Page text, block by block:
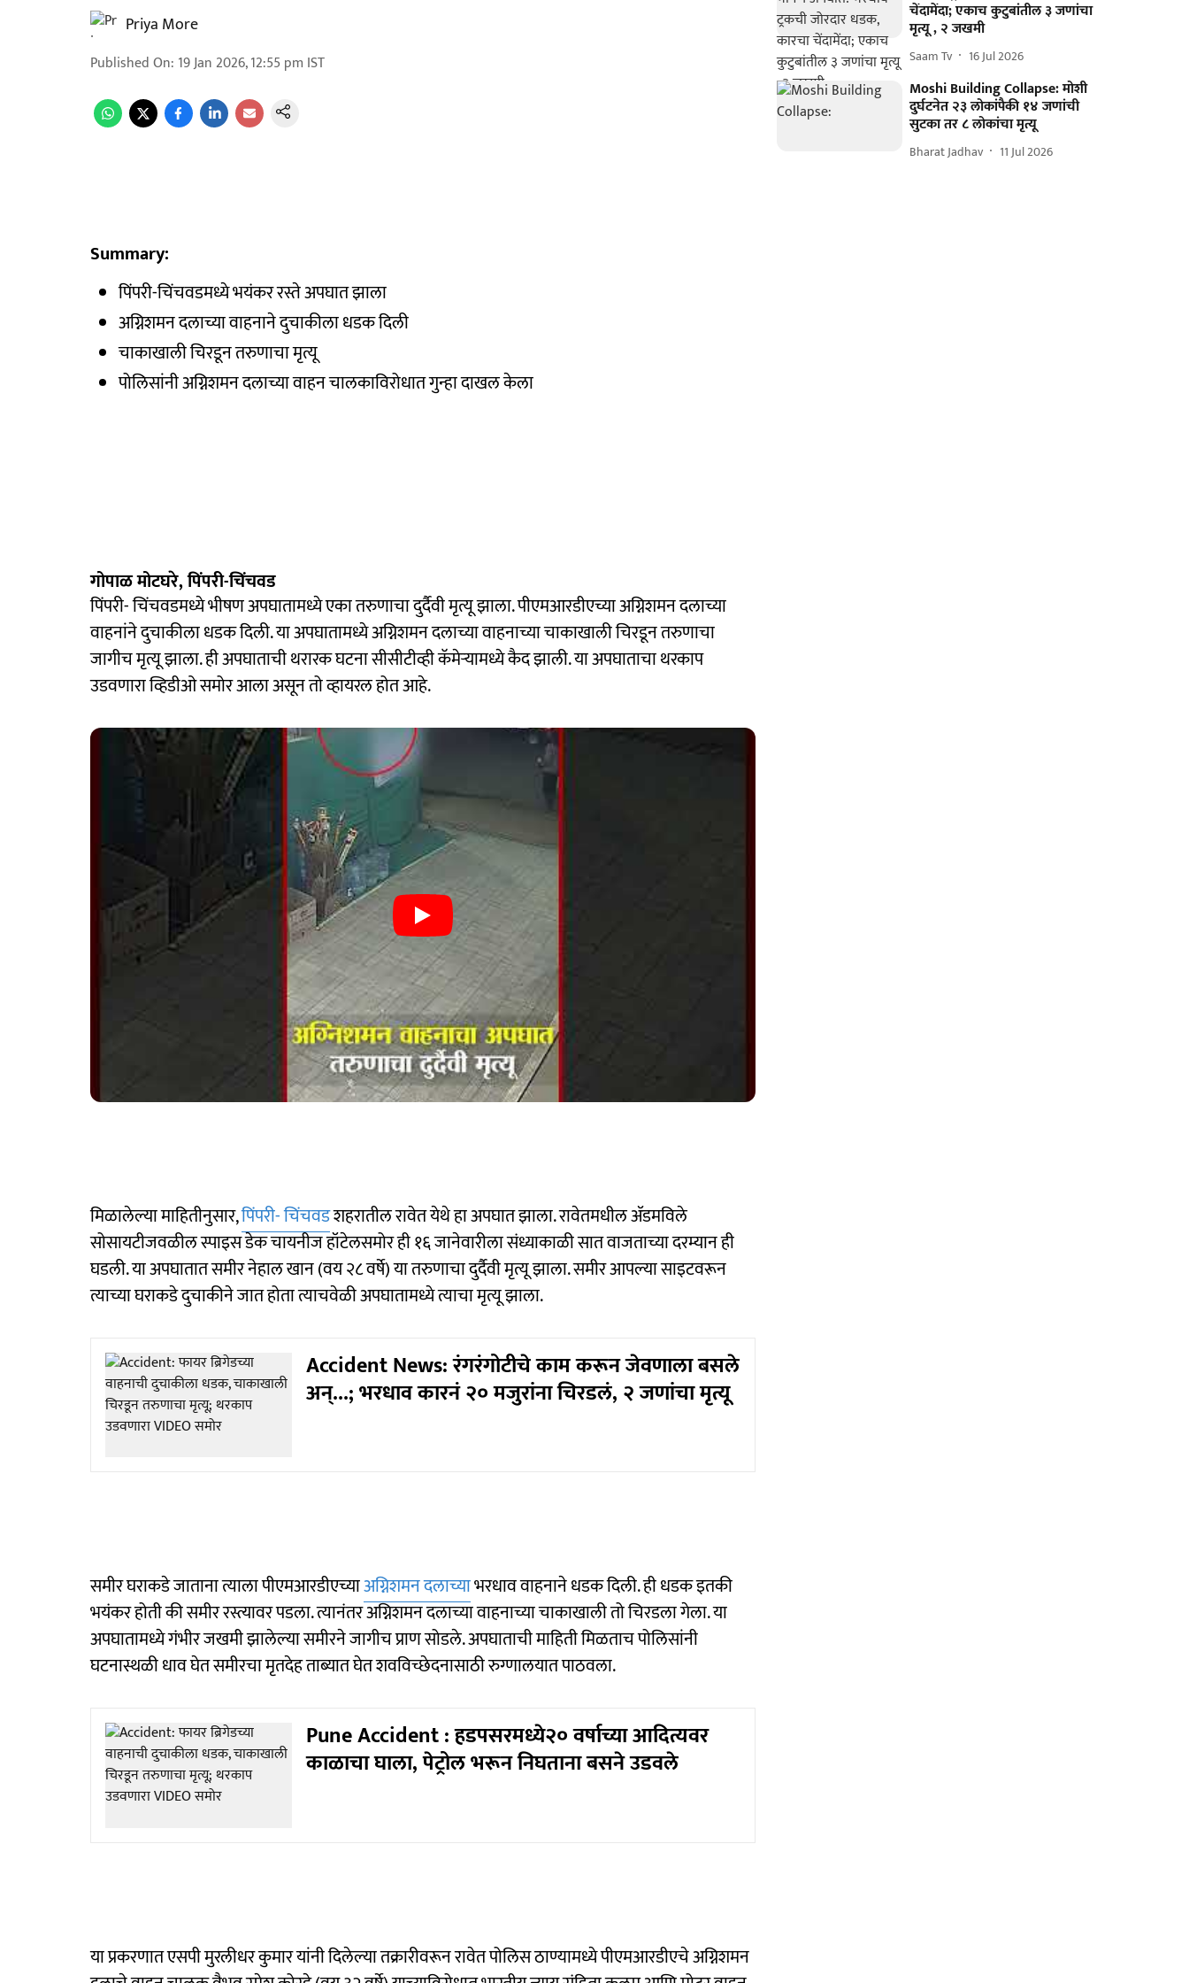
Priya More
Published On: 19 Jan 2026, 12:55 pm IST
Summary:
पिंपरी-चिंचवडमध्ये भयंकर रस्ते अपघात झाला
अग्निशमन दलाच्या वाहनाने दुचाकीला धडक दिली
चाकाखाली चिरडून तरुणाचा मृत्यू
पोलिसांनी अग्निशमन दलाच्या वाहन चालकाविरोधात गुन्हा दाखल केला
गोपाळ मोटघरे, पिंपरी-चिंचवड
पिंपरी- चिंचवडमध्ये भीषण अपघातामध्ये एका तरुणाचा दुर्दैवी मृत्यू झाला. पीएमआरडीएच्या अग्निशमन दलाच्या
वाहनांने दुचाकीला धडक दिली. या अपघातामध्ये अग्निशमन दलाच्या वाहनाच्या चाकाखाली चिरडून तरुणाचा
जागीच मृत्यू झाला. ही अपघाताची थरारक घटना सीसीटीव्ही कॅमेऱ्यामध्ये कैद झाली. या अपघाताचा थरकाप
उडवणारा व्हिडीओ समोर आला असून तो व्हायरल होत आहे.
मिळालेल्या माहितीनुसार,पिंपरी- चिंचवडशहरातील रावेत येथे हा अपघात झाला. रावेतमधील ॲडमविले
सोसायटीजवळील स्पाइस डेक चायनीज हॉटेलसमोर ही १६ जानेवारीला संध्याकाळी सात वाजताच्या दरम्यान ही
घडली. या अपघातात समीर नेहाल खान (वय २८ वर्षे) या तरुणाचा दुर्दैवी मृत्यू झाला. समीर आपल्या साइटवरून
त्याच्या घराकडे दुचाकीने जात होता त्याचवेळी अपघातामध्ये त्याचा मृत्यू झाला.
Accident News: रंगरंगोटीचे काम करून जेवणाला बसले
अन्...; भरधाव कारनं २० मजुरांना चिरडलं, २ जणांचा मृत्यू
समीर घराकडे जाताना त्याला पीएमआरडीएच्याअग्निशमन दलाच्याभरधाव वाहनाने धडक दिली. ही धडक इतकी
भयंकर होती की समीर रस्त्यावर पडला. त्यानंतर अग्निशमन दलाच्या वाहनाच्या चाकाखाली तो चिरडला गेला. या
अपघातामध्ये गंभीर जखमी झालेल्या समीरने जागीच प्राण सोडले. अपघाताची माहिती मिळताच पोलिसांनी
घटनास्थळी धाव घेत समीरचा मृतदेह ताब्यात घेत शवविच्छेदनासाठी रुग्णालयात पाठवला.
Pune Accident : हडपसरमध्ये२० वर्षाच्या आदित्यवर
काळाचा घाला, पेट्रोल भरून निघताना बसने उडवले
या प्रकरणात एसपी मुरलीधर कुमार यांनी दिलेल्या तक्रारीवरून रावेत पोलिस ठाण्यामध्ये पीएमआरडीएचे अग्निशमन
चेंदामेंदा; एकाच कुटुबांतील ३ जणांचा
मृत्यू , २ जखमी
Saam Tv 16 Jul 2026
Moshi Building Collapse: मोशी
दुर्घटनेत २३ लोकांपैकी १४ जणांची
सुटका तर ८ लोकांचा मृत्यू
Bharat Jadhav 11 Jul 2026